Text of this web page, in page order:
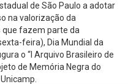
de São Paulo a adotar
na valorização da
que fazem parte da
feira), Dia Mundial da
o “I Arquivo Brasileiro de
de Memória Negra do